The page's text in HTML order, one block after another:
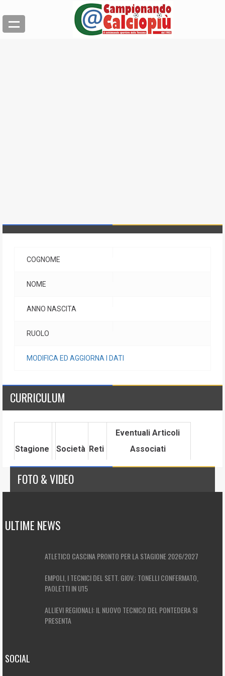
COGNOME
NOME
ANNO NASCITA
RUOLO
MODIFICA ED AGGIORNA I DATI
CURRICULUM
Stagione Società Reti
Eventuali Articoli
Associati
FOTO & VIDEO
ULTIME NEWS
ATLETICO CASCINA PRONTO PER LA STAGIONE 2026/2027
EMPOLI, I TECNICI DEL SETT. GIOV.: TONELLI CONFERMATO,
PAOLETTI IN U15
ALLIEVI REGIONALI: IL NUOVO TECNICO DEL PONTEDERA SI
PRESENTA
SOCIAL